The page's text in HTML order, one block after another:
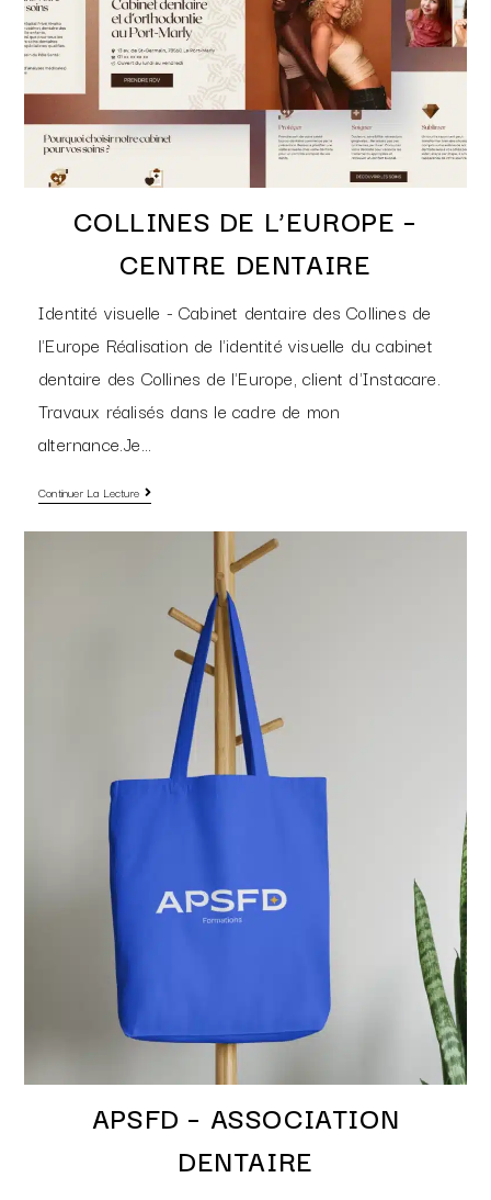
COLLINES DE L’EUROPE –
CENTRE DENTAIRE
Identité visuelle - Cabinet dentaire des Collines de
l'Europe Réalisation de l'identité visuelle du cabinet
dentaire des Collines de l'Europe, client d'Instacare.
Travaux réalisés dans le cadre de mon
alternance.Je…
Continuer La Lecture
APSFD – ASSOCIATION
DENTAIRE